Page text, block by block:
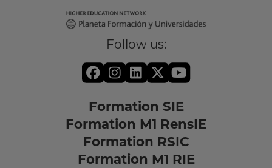
Follow us:
Formation SIE
Formation M1 RensIE
Formation RSIC
Formation M1 RIE